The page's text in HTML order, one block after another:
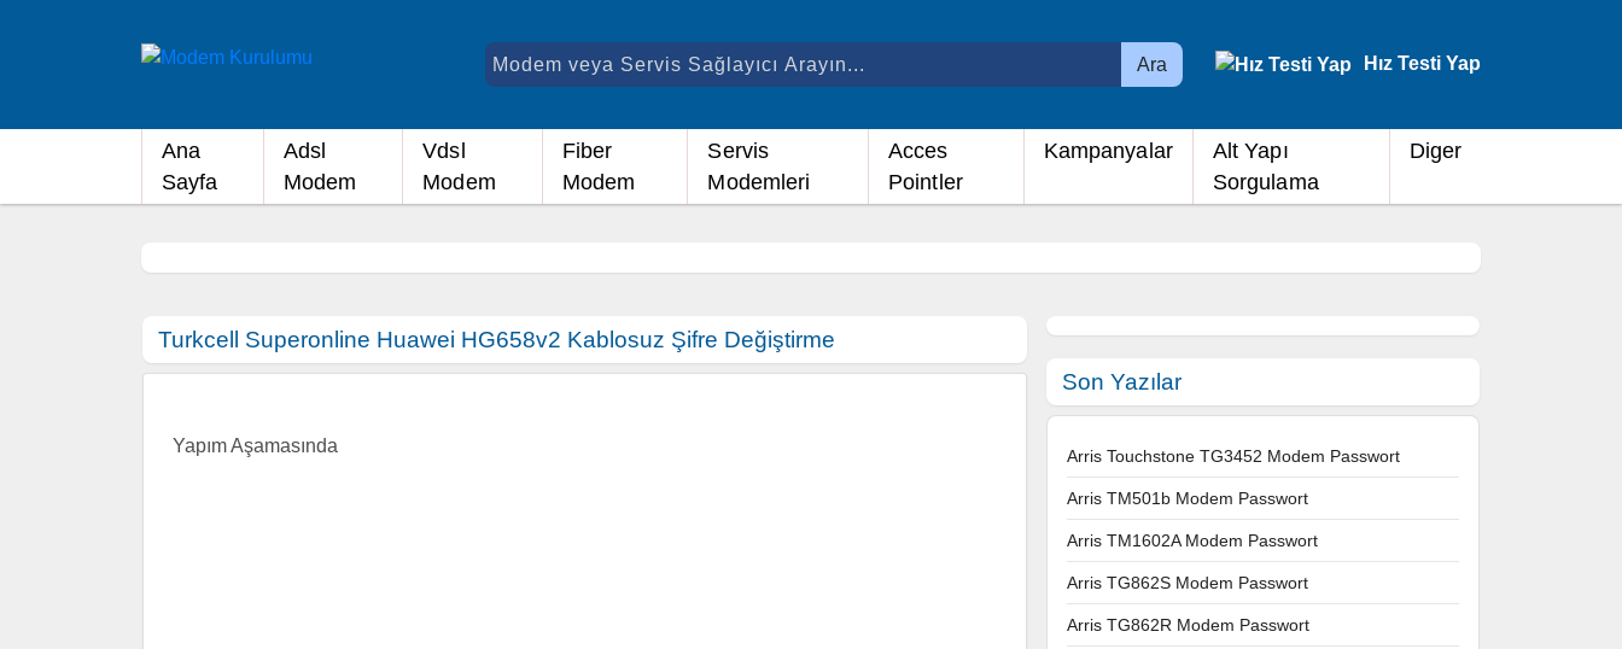
Ara Hız Testi Yap
Ana
Sayfa
Adsl
Modem
Vdsl
Modem
Fiber
Modem
Servis
Modemleri
Acces
Pointler
Kampanyalar
Alt Yapı
Sorgulama
Diger
Turkcell Superonline Huawei HG658v2 Kablosuz Şifre Değiştirme
Yapım Aşamasında
Son Yazılar
Arris Touchstone TG3452 Modem Passwort
Arris TM501b Modem Passwort
Arris TM1602A Modem Passwort
Arris TG862S Modem Passwort
Arris TG862R Modem Passwort